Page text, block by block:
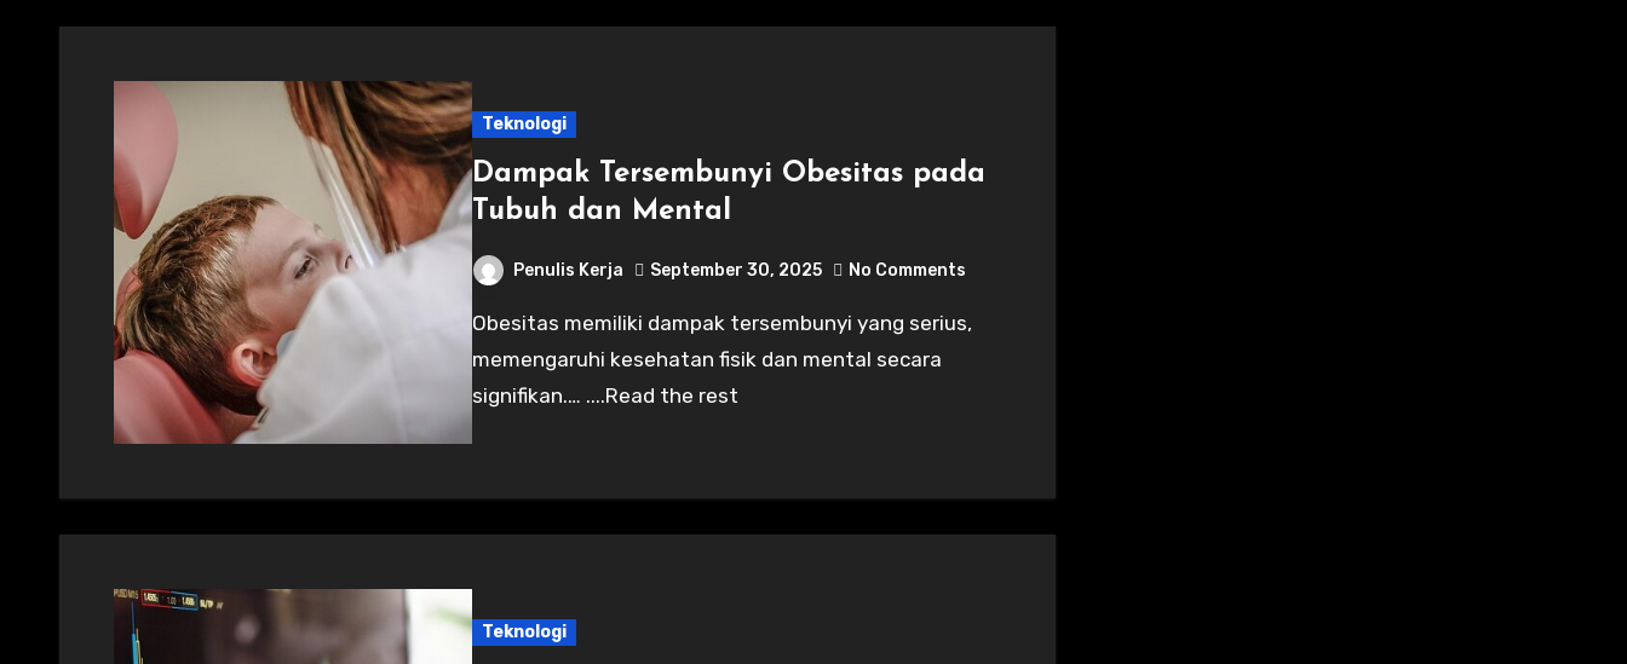
Teknologi
Dampak Tersembunyi Obesitas pada
Tubuh dan Mental
Penulis Kerja September 30, 2025 No Comments
Obesitas memiliki dampak tersembunyi yang serius,
memengaruhi kesehatan fisik dan mental secara
signifikan.… ....Read the rest
Teknologi